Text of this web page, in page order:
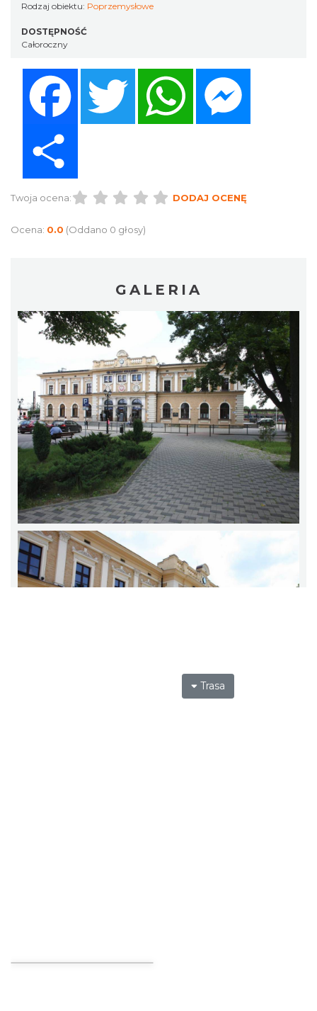
Rodzaj obiektu: Poprzemysłowe
DOSTĘPNOŚĆ
Całoroczny
Twitter WhatsApp
Twoja ocena: DODAJ OCENĘ
Ocena: 0.0 (Oddano 0 głosy)
GALERIA
Trasa